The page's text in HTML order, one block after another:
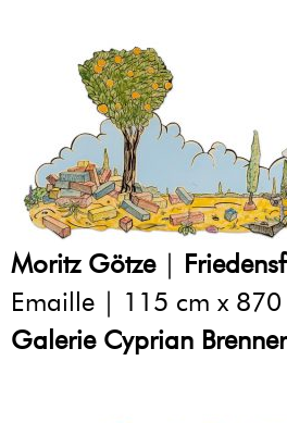
Moritz Götze|
Emaille | 115 cm x
Galerie Cyprian Brenner